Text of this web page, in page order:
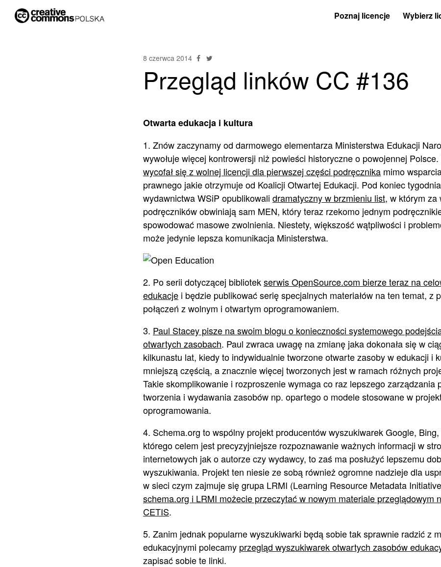
Poznaj licencje Wybierz
8 czerwca 2014
Przegląd linków CC #136
Otwarta edukacja i kultura
1. Znów zaczynamy od darmowego elementarza Ministerstwa Edukacji
wywołuje więcej kontrowersji niż powieści historyczne o powojennej
wycofał się z wolnej licencji dla pierwszej części podręcznika mimo
prawnego jakie otrzymuje od Koalicji Otwartej Edukacji. Pod koniec
wydawnictwa WSiP opublikowali dramatyczny w brzmieniu list, w którym za
podręczników obwiniają sam MEN, który teraz rzekomo jednym
spowodować masowe zwolnienia. Niestety, większość wątpliwości i
może jedynie lepsza komunikacja Ministerstwa.
2. Po serii dotyczącej bibliotekserwis OpenSource.com bierze teraz na
edukacje i będzie publikować serię specjalnych materiałów na ten temat, z
połączeń z wolnym i otwartym oprogramowaniem.
3. Paul Stacey pisze na swoim blogu o konieczności systemowego
otwartych zasobach. Paul zwraca uwagę na zmianę jaka dokonała się w
kilkunastu lat, kiedy to indywidualnie tworzone otwarte zasoby w edukacji i
mniejszą częścią, a znacznie więcej tworzonych jest w ramach różnych
Takie skomplikowanie i rozproszenie wymaga co raz lepszego zarządzania
tworzenia i wydawania zasobów np. opartego o modele stosowane w
oprogramowania.
4. Schema.org to wspólny projekt producentów wyszukiwarek Google, Bing,
którego celem jest precyzyjniejsze rozpoznawanie ważnych informacji w
internetowych jak o autorze czy wydawcy, to zaś ma posłużyć lepszemu
wyszukiwania. Projekt ten niesie ze sobą również ogromne nadzieje dla
w sieci czym zajmuje się grupa LRMI (Learning Resource Metadata
schema.org i LRMI możecie przeczytać w nowym materiale przeglądowym
CETIS.
5. Zanim jednak popularne wyszukiwarki będą sobie tak sprawnie radzić z
edukacyjnymi polecamy przegląd wyszukiwarek otwartych zasobów
zapisać sobie te linki.